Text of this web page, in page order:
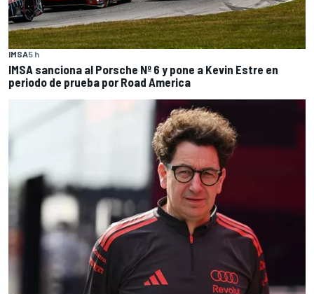
IMSA5 h
IMSA sanciona al Porsche Nº 6 y pone a Kevin Estre en
periodo de prueba por Road America